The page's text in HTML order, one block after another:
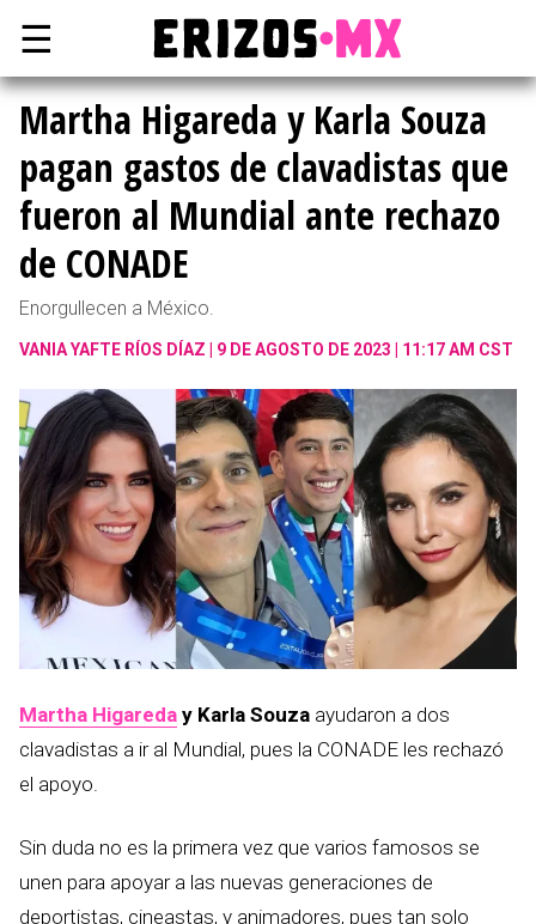
☰
Martha Higareda y Karla Souza
pagan gastos de clavadistas que
fueron al Mundial ante rechazo
de CONADE
Enorgullecen a México.
VANIA YAFTE RÍOS DÍAZ 9 DE AGOSTO DE 2023 | 11:17 AM CST
Martha Higareda y Karla Souza ayudaron a dos
clavadistas a ir al Mundial, pues la CONADE les rechazó
el apoyo.
Sin duda no es la primera vez que varios famosos se
unen para apoyar a las nuevas generaciones de
deportistas, cineastas, y animadores, pues tan solo